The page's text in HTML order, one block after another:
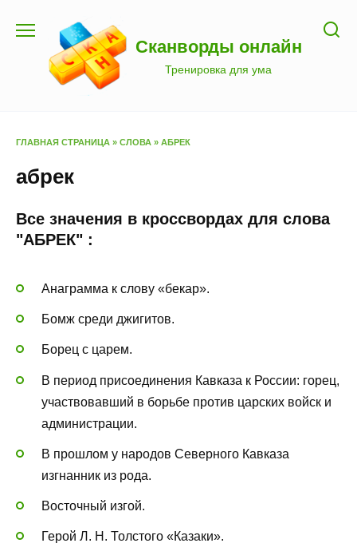
содержанию
Сканворды онлайн
Тренировка для ума
ГЛАВНАЯ СТРАНИЦА » СЛОВА » АБРЕК
абрек
Все значения в кроссвордах для слова
"АБРЕК" :
Анаграмма к слову «бекар».
Бомж среди джигитов.
Борец с царем.
В период присоединения Кавказа к России: горец,
участвовавший в борьбе против царских войск и
администрации.
В прошлом у народов Северного Кавказа
изгнанник из рода.
Восточный изгой.
Герой Л. Н. Толстого «Казаки».